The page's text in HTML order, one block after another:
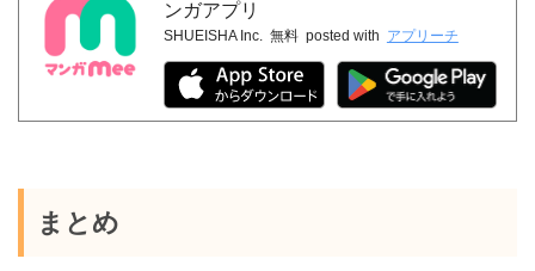
ンガアプリ
SHUEISHA Inc. 無料 posted with アプリーチ
まとめ